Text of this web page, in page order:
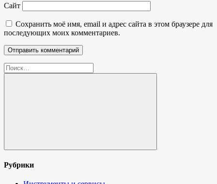
Сайт
Сохранить моё имя, email и адрес сайта в этом браузере для
последующих моих комментариев.
Найти:
Поиск
Рубрики